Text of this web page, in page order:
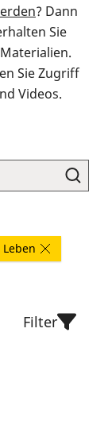
? Dann
Sie
Sie Zugriff
Videos.
Filter